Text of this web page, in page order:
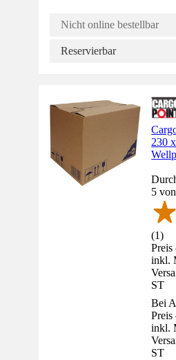
Nicht online bestellbar
Reservierbar
230
5
(1)
inkl.
ST
Bei
inkl.
ST